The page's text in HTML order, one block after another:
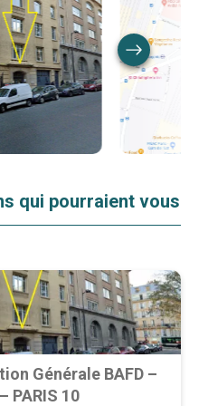
qui pourraient vous
Générale BAFD –
PARIS 10